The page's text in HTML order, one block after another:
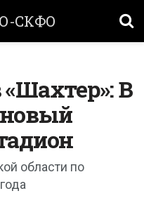
СКФО
В
области по